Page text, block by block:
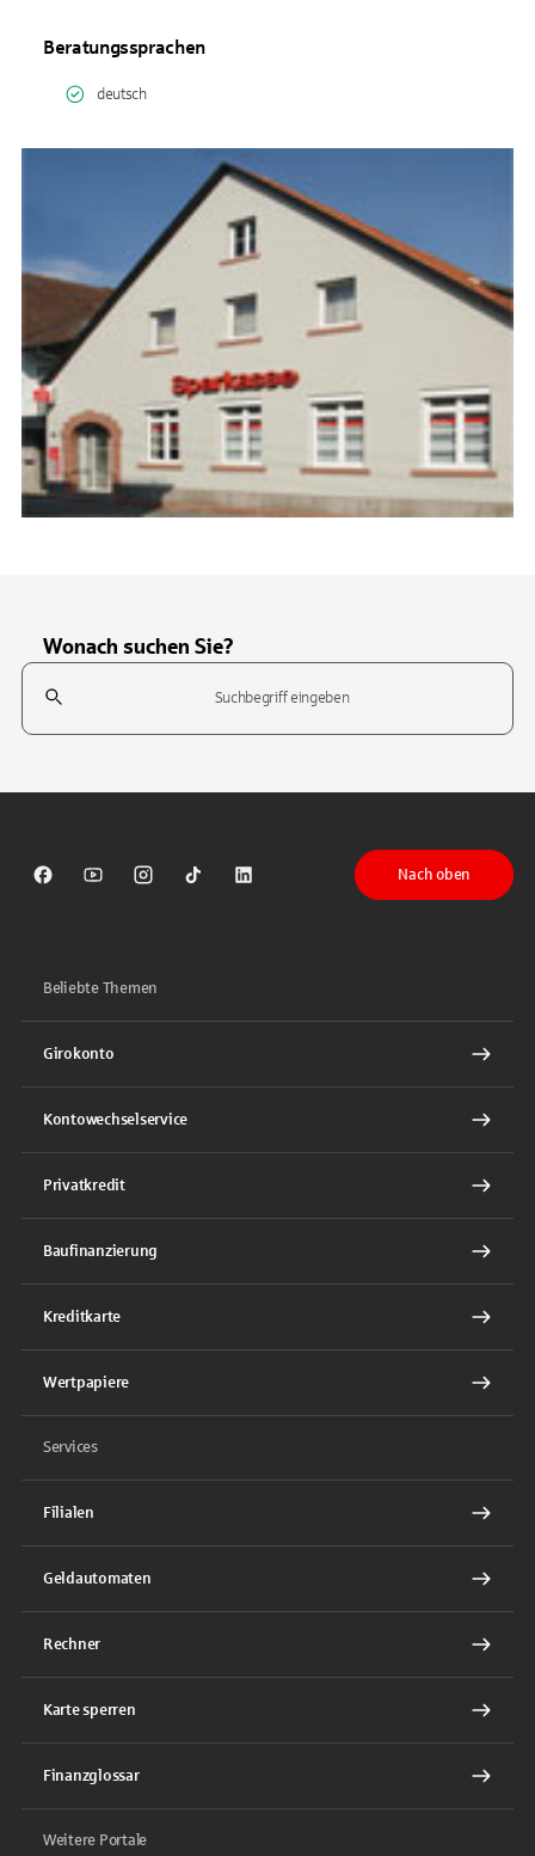
Beratungssprachen
deutsch
Wonach suchen Sie?
Suchfeld
Sparkasse auf Facebook
Sparkasse auf Youtube
Sparkasse auf Instagram
Sparkasse auf TikTok
Sparkasse auf LinkedIn
Nach oben
Beliebte Themen
Girokonto
Kontowechselservice
Privatkredit
Baufinanzierung
Kreditkarte
Wertpapiere
Services
Filialen
Geldautomaten
Rechner
Karte sperren
Finanzglossar
Weitere Portale